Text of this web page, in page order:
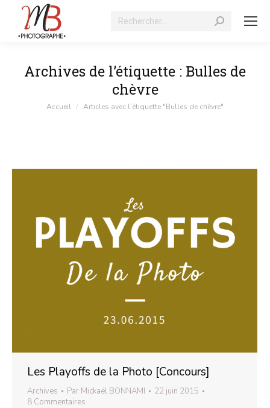
Recherche
Archives de l’étiquette : Bulles de
chèvre
Vous êtes ici :
Accueil Articles avec l’étiquette "Bulles de chèvre"
Les Playoffs de la Photo [Concours]
Archives Par Mickaël BONNAMI
22 juin 2015
8 Commentaires